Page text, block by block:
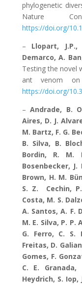
phylogenetic
Nature
https://doi.org/
– Llopart,
Demarco, A.
Testing the novel
ant venom on
https://doi.org/
–Andrade, B.
Aires, D. J.
M. Bartz, F. G.
B. Silva, B.
Bordin, R. M.
Bosenbecker, J.
Brown, H. M.
S. Z. Cechin,
Costa, M. S.
A. Santos, A. F.
M. E. Silva, P. P.
G. Ferro, C. S.
Freitas, D.
Gomes, F.
C. E.
Heydrich, S. Iop,